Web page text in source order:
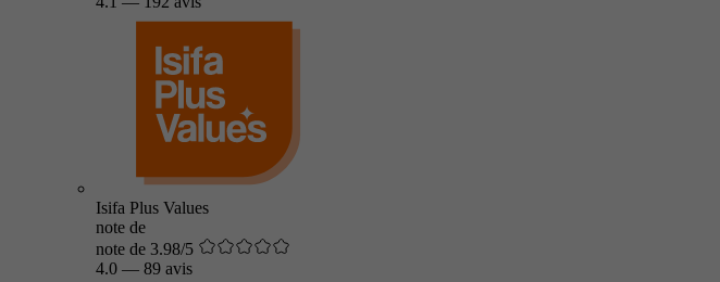
Isifa Plus Values
note de
note de 3.98/5
4.0 — 89 avis